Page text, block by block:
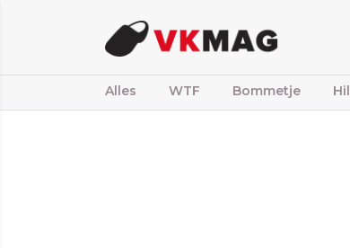
Alles WTF Bommetje